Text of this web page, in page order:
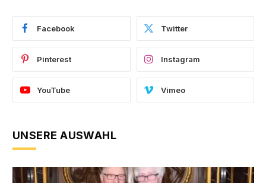
Facebook Twitter
Pinterest Instagram
YouTube Vimeo
UNSERE AUSWAHL